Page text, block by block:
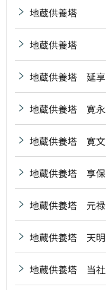
地蔵供養塔
地蔵供養塔
地蔵供養塔 延享
地蔵供養塔 寛永
地蔵供養塔 寛文
地蔵供養塔 享保
地蔵供養塔 元禄
地蔵供養塔 天明
地蔵供養塔 当社